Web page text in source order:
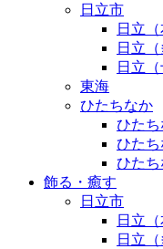
日立市
日立（
日立（
日立
東海
ひたちなか
ひたち
ひたち
ひたち
飾る・癒す
日立市
日立（
日立（